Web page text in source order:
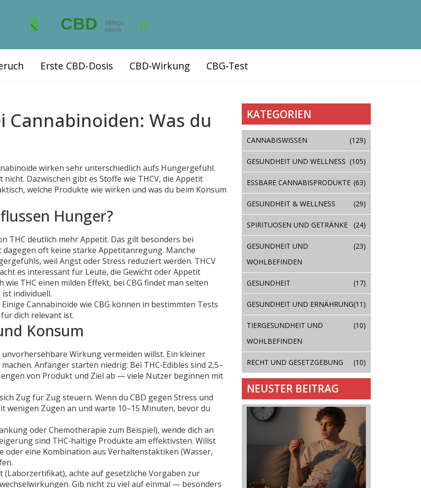
Erste CBD-Dosis CBD‑Wirkung CBG‑Test
Was du
wirken sehr unterschiedlich aufs Hungergefühl.
Dazwischen gibt es Stoffe wie THCV, die Appetit
welche Produkte wie wirken und was du beim Konsum
Hunger?
THC deutlich mehr Appetit. Das gilt besonders bei
oft keine starke Appetitanregung. Manche
weil Angst oder Stress reduziert werden. THCV
es interessant für Leute, die Gewicht oder Appetit
THC einen milden Effekt, bei CBG findet man selten
individuell.
Cannabinoide wie CBG können in bestimmten Tests
dich relevant ist.
Konsum
Wirkung vermeiden willst. Ein kleiner
Anfänger starten niedrig: Bei THC‑Edibles sind 2,5–
von Produkt und Ziel ab — viele Nutzer beginnen mit
Zug für Zug steuern. Wenn du CBD gegen Stress und
Zügen an und warte 10–15 Minuten, bevor du
oder Chemotherapie zum Beispiel), wende dich an
sind THC‑haltige Produkte am effektivsten. Willst
eine Kombination aus Verhaltenstaktiken (Wasser,
(Laborzertifikat), achte auf gesetzliche Vorgaben zur
Gib nicht zu viel auf einmal — besonders
KATEGORIEN
CANNABISWISSEN (129)
GESUNDHEIT UND WELLNESS (105)
ESSBARE CANNABISPRODUKTE (63)
GESUNDHEIT & WELLNESS (29)
SPIRITUOSEN UND GETRÄNKE (24)
GESUNDHEIT UND
WOHLBEFINDEN
(23)
GESUNDHEIT (17)
GESUNDHEIT UND ERNÄHRUNG(11)
TIERGESUNDHEIT UND
WOHLBEFINDEN
(10)
RECHT UND GESETZGEBUNG (10)
NEUSTER BEITRAG